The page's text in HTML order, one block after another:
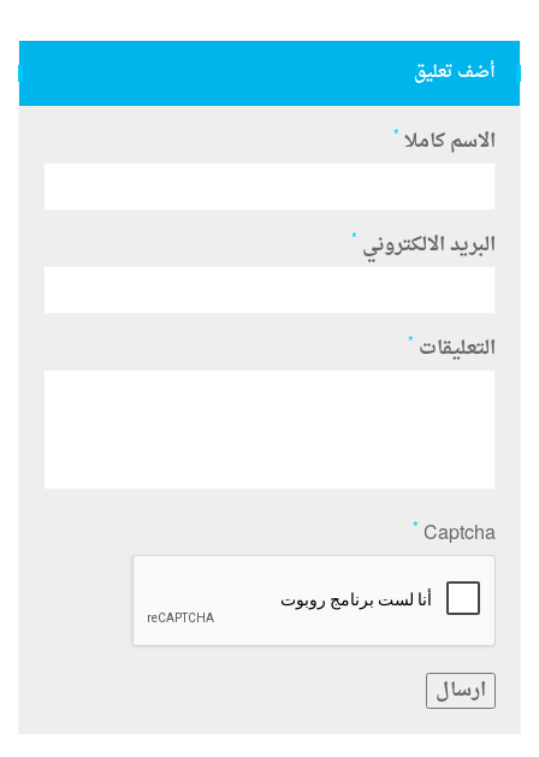
أضف تعليق
الاسم كاملا *
البريد الالكتروني *
التعليقات *
Captcha
*
ارسال